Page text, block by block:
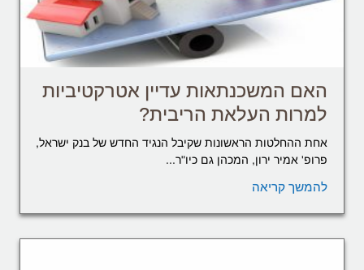
האם המשכנתאות עדיין אטרקטיביות
למרות העלאת הריבית?
אחת ההחלטות הראשונות שקיבל הנגיד החדש של בנק ישראל,
פרופ' אמיר ירון, המכהן גם כיו"ר...
להמשך קריאה